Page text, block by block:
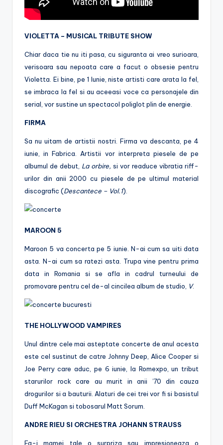
VIOLETTA – MUSICAL TRIBUTE SHOW
Chiar daca tie nu iti pasa, cu siguranta ai vreo surioara,
verisoara sau nepoata care a facut o obsesie pentru
Violetta. Ei bine, pe 1 Iunie, niste artisti care arata la fel,
se imbraca la fel si au aceeasi voce ca personajele din
serial, vor sustine un spectacol poliglot plin de energie.
FIRMA
Sa nu uitam de artistii nostri. Firma va descanta, pe 4
iunie, in Fabrica. Artistii vor interpreta piesele de pe
albumul de debut, La orbire, si vor readuce vibratia riff-
urilor din anii 2000 cu piesele de pe ultimul material
discografic (Descantece – Vol.1).
MAROON 5
Maroon 5 va concerta pe 5 iunie. N-ai cum sa uiti data
asta. N-ai cum sa ratezi asta. Trupa vine pentru prima
data in Romania si se afla in cadrul turneului de
promovare pentru cel de-al cincilea album de studio, V.
THE HOLLYWOOD VAMPIRES
Unul dintre cele mai asteptate concerte de anul acesta
este cel sustinut de catre Johnny Deep, Alice Cooper si
Joe Perry care aduc, pe 6 iunie, la Romexpo, un tribut
starurilor rock care au murit in anii ’70 din cauza
drogurilor si a bauturii. Alaturi de cei trei vor fi si basistul
Duff McKagan si tobosarul Matt Sorum.
ANDRE RIEU SI ORCHESTRA JOHANN STRAUSS
Fa-i mamei tale o surpriza sau impresioneaza o